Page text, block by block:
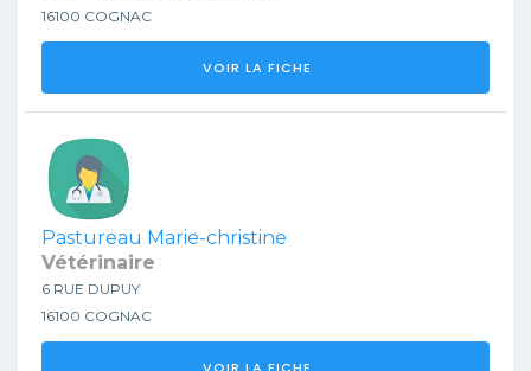
16100 COGNAC
VOIR LA FICHE
Pastureau Marie-christine
Vétérinaire
6 RUE DUPUY
16100 COGNAC